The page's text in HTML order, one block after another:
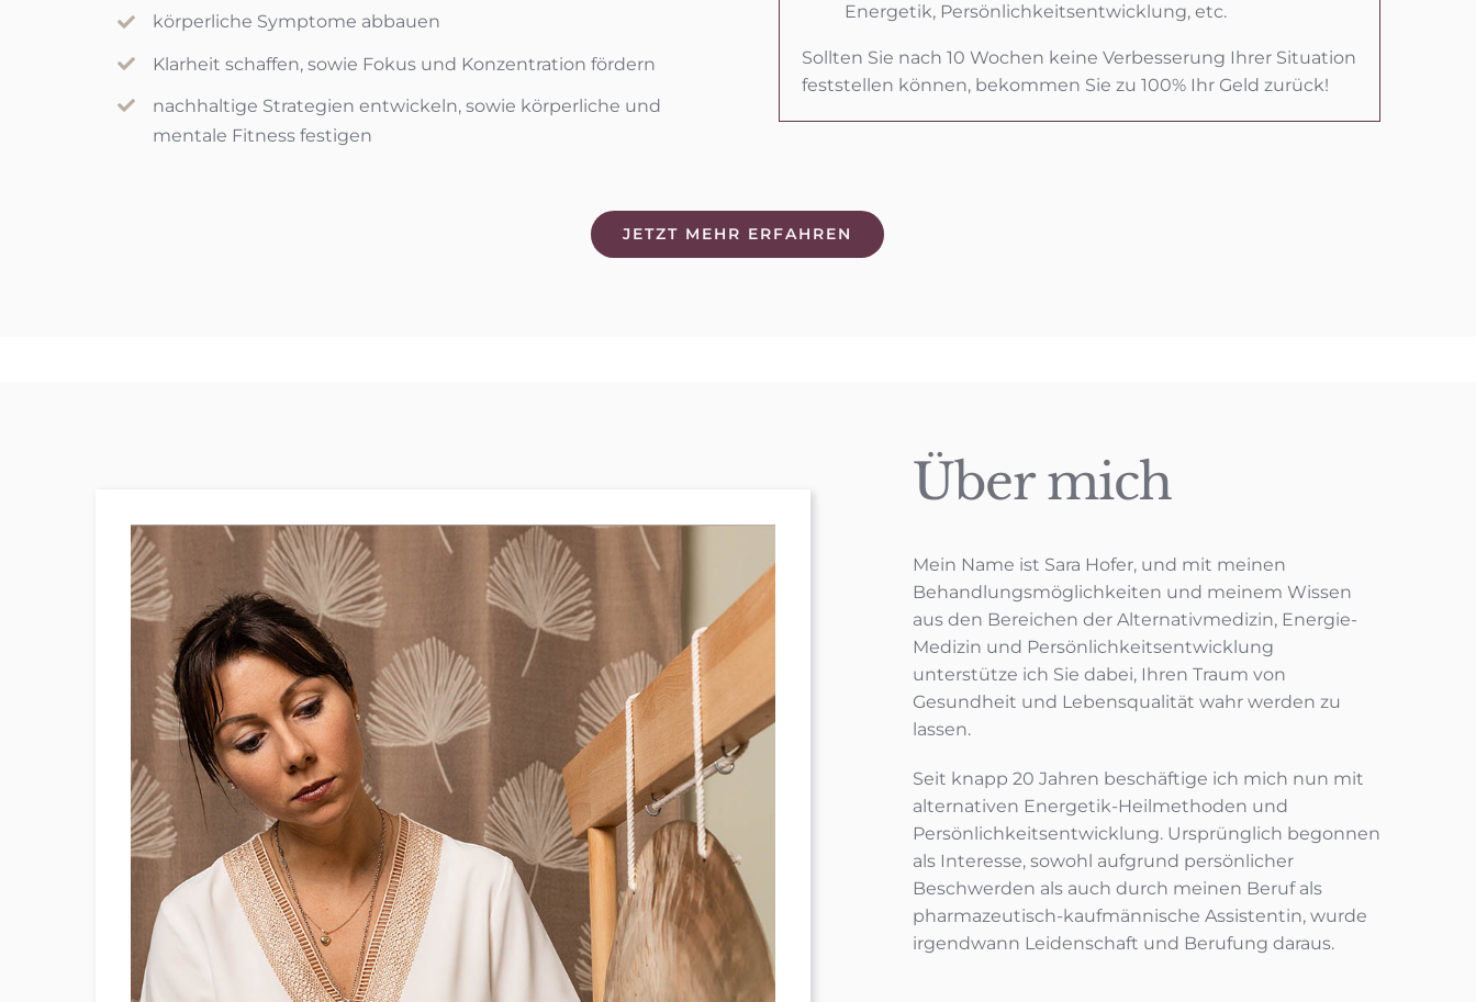
körperliche Symptome abbauen
Klarheit schaffen, sowie Fokus und Konzentration fördern
nachhaltige Strategien entwickeln, sowie körperliche und
mentale Fitness festigen
Energetik, Persönlichkeitsentwicklung, etc.
Sollten Sie nach 10 Wochen keine Verbesserung Ihrer Situation
feststellen können, bekommen Sie zu 100% Ihr Geld zurück!
JETZT MEHR ERFAHREN
Über mich
Mein Name ist Sara Hofer, und mit meinen
Behandlungsmöglichkeiten und meinem Wissen
aus den Bereichen der Alternativmedizin, Energie-
Medizin und Persönlichkeitsentwicklung
unterstütze ich Sie dabei, Ihren Traum von
Gesundheit und Lebensqualität wahr werden zu
lassen.
Seit knapp 20 Jahren beschäftige ich mich nun mit
alternativen Energetik-Heilmethoden und
Persönlichkeitsentwicklung. Ursprünglich begonnen
als Interesse, sowohl aufgrund persönlicher
Beschwerden als auch durch meinen Beruf als
pharmazeutisch-kaufmännische Assistentin, wurde
irgendwann Leidenschaft und Berufung daraus.